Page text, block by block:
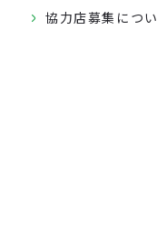
協力店募集につ